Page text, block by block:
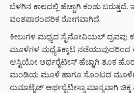
ಬೆಳಗಿನ ಕಾಲದಲ್ಲಿ ಹೆಚ್ಚಾಗಿ ಕಂಡು ಬರುತ್ತದೆ.
ವಂಶಪಾರಂಪರಿಕ ರೋಗವಾಗಿದೆ.
ಕೀಲುಗಳ ಮಧ್ಯದ ಸೈನೋವಿಯಲ್ ದ್ರವವು
ಮೂಳೆಗಳ ಮಧ್ಯೆತಿಕ್ಕಾಟ ನಡೆಯುವುದರಿಂದ
ಆಸ್ಟಿಯೋ ಆರ್ಥರೈಟೀಸ್ ಹೆಚ್ಚಾಗಿ ತೂಕ
ಮಂಡಿಯ ಮೂಳೆ ಹಾಗೂ ಸೊಂಟದ
ರುಮಾಟೈಡ್ ಆರ್ಥರೈಟೀಸ್ಸಾ ಮಾನ್ಯವಾಗಿ